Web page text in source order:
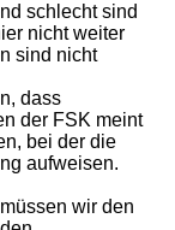
schlecht sind
nicht weiter
sind nicht
dass
der FSK meint
bei der die
aufweisen.
wir den